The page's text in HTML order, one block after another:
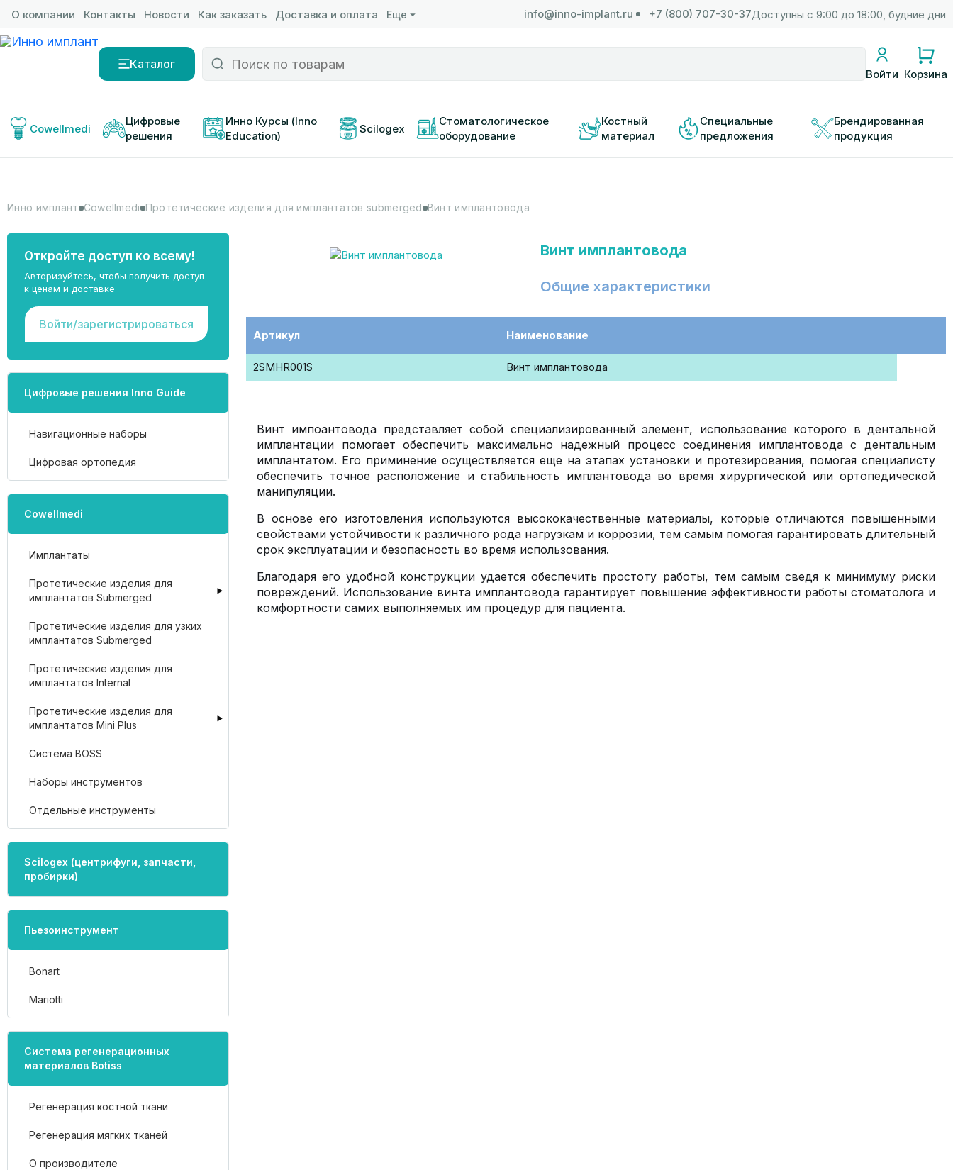
О компании Контакты Новости Как заказать Доставка и оплата Еще info@inno-implant.ru +7 (800) 707-30-37Доступны с 9:00 до 18:00, будние дни
Каталог
Войти Корзина
Cowellmedi
Цифровые
решения
Инно Курсы (Inno
Education)
Scilogex
Стоматологическое
оборудование
Костный
материал
Специальные
предложения
Брендированная
продукция
Инно имплант Cowellmedi Протетические изделия для имплантатов submerged Винт имплантовода
Откройте доступ ко всему!
Авторизуйтесь, чтобы получить доступ
к ценам и доставке
Войти/зарегистрироваться
Цифровые решения Inno Guide
Навигационные наборы
Цифровая ортопедия
Cowellmedi
Имплантаты
Протетические изделия для
имплантатов Submerged
Протетические изделия для узких
имплантатов Submerged
Протетические изделия для
имплантатов Internal
Протетические изделия для
имплантатов Mini Plus
Система BOSS
Наборы инструментов
Отдельные инструменты
Scilogex (центрифуги, запчасти,
пробирки)
Пьезоинструмент
Bonart
Mariotti
Система регенерационных
материалов Botiss
Регенерация костной ткани
Регенерация мягких тканей
О производителе
Винт имплантовода
Общие характеристики
Артикул Наименование
2SMHR001S Винт имплантовода
Винт импоантовода представляет собой специализированный элемент, использование которого в дентальной
имплантации помогает обеспечить максимально надежный процесс соединения имплантовода с дентальным
имплантатом. Его приминение осуществляется еще на этапах установки и протезирования, помогая специалисту
обеспечить точное расположение и стабильность имплантовода во время хирургической или ортопедической
манипуляции.
В основе его изготовления используются высококачественные материалы, которые отличаются повышенными
свойствами устойчивости к различного рода нагрузкам и коррозии, тем самым помогая гарантировать длительный
срок эксплуатации и безопасность во время использования.
Благодаря его удобной конструкции удается обеспечить простоту работы, тем самым сведя к минимуму риски
повреждений. Использование винта имплантовода гарантирует повышение эффективности работы стоматолога и
комфортности самих выполняемых им процедур для пациента.